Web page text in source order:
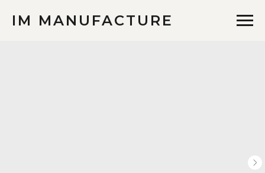
IM MANUFACTURE